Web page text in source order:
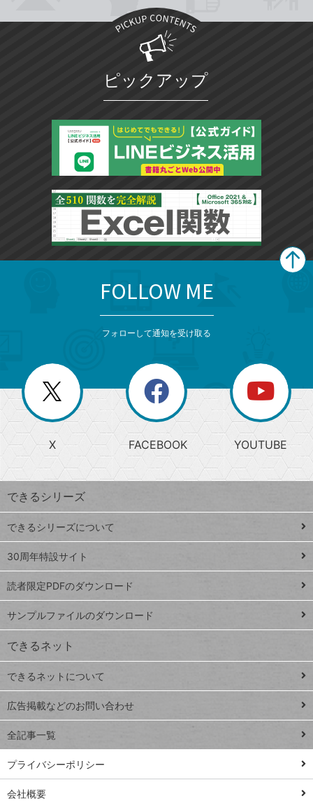
ピックアップ
じ
る
search
検
索
上
昇
ワ
ー
ド
Google
スプレ
ッドシ
ート
iPhone
VLOOKUP
close
閉じ
る
閉
じ
る
ー
か
ら
探
す
ト
ッ
プ
ペ
ジ
連載
Excel Q&A
トイアンナ流仕
事術
PowerAutomate
ではじめる業務
の完全自動化
FOLLOW ME
フォローして通知を受け取る
X FACEBOOK YOUTUBE
できるシリーズ
できるシリーズについて
30周年特設サイト
読者限定PDFのダウンロード
サンプルファイルのダウンロード
できるネット
できるネットについて
広告掲載などのお問い合わせ
全記事一覧
プライバシーポリシー
会社概要